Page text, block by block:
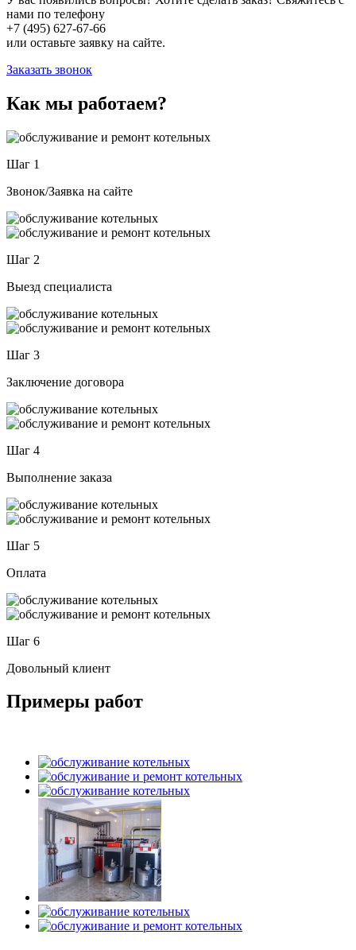
нами по телефону
+7 (495) 627-67-66
или оставьте заявку на сайте.
Заказать звонок
Как мы работаем?
Шаг 1
Звонок/Заявка на сайте
Шаг 2
Выезд специалиста
Шаг 3
Заключение договора
Шаг 4
Выполнение заказа
Шаг 5
Оплата
Шаг 6
Довольный клиент
Примеры работ